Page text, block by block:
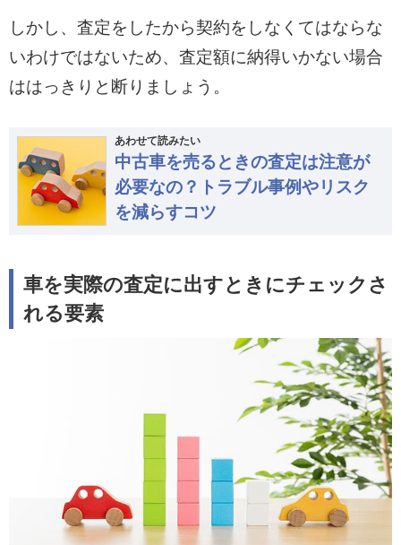
しかし、査定をしたから契約をしなくてはならな
いわけではないため、査定額に納得いかない場合
ははっきりと断りましょう。
あわせて読みたい
中古車を売るときの査定は注意が
必要なの？トラブル事例やリスク
を減らすコツ
車を実際の査定に出すときにチェックさ
れる要素